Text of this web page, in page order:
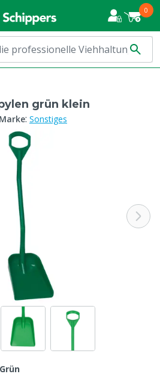
0
grün klein
Marke: Sonstiges
Grün